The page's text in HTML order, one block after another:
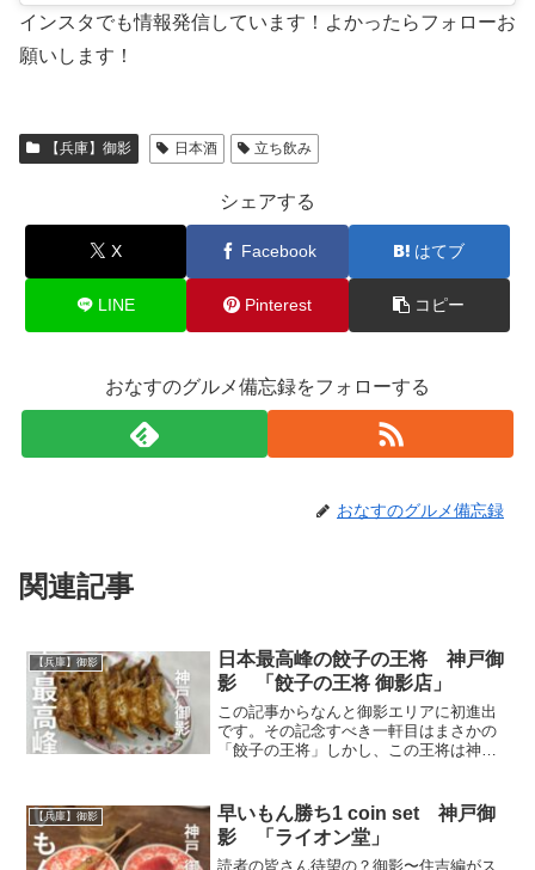
インスタでも情報発信しています！よかったらフォローお
願いします！
【兵庫】御影 日本酒 立ち飲み
シェアする
X Facebook はてブ
LINE Pinterest コピー
おなすのグルメ備忘録をフォローする
おなすのグルメ備忘録
関連記事
【兵庫】御影
日本最高峰の餃子の王将 神戸御
影 「餃子の王将 御影店」
この記事からなんと御影エリアに初進出
です。その記念すべき一軒目はまさかの
「餃子の王将」しかし、この王将は神戸
るとさすがの行列。そんなにかと疑って
いたが噂は本当で感動した
【兵庫】御影
早いもん勝ち1 coin set 神戸御
影 「ライオン堂」
読者の皆さん待望の？御影〜住吉編がス